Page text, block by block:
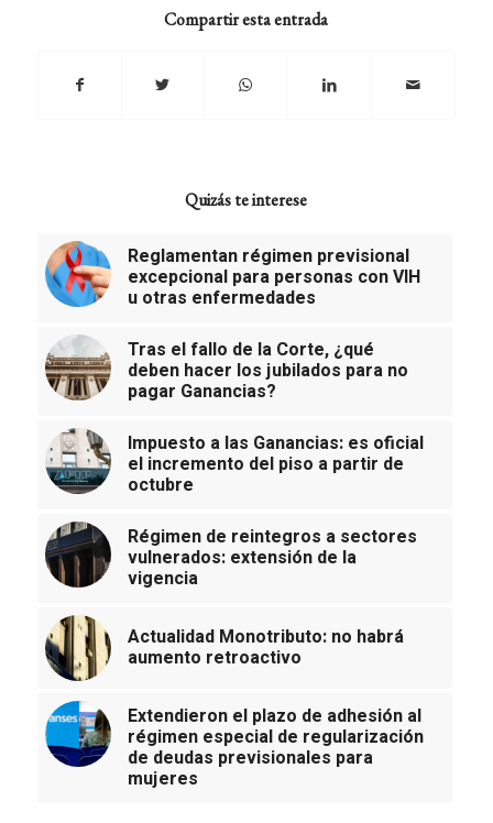
Compartir esta entrada
Quizás te interese
Reglamentan régimen previsional
excepcional para personas con VIH
u otras enfermedades
Tras el fallo de la Corte, ¿qué
deben hacer los jubilados para no
pagar Ganancias?
Impuesto a las Ganancias: es oficial
el incremento del piso a partir de
octubre
Régimen de reintegros a sectores
vulnerados: extensión de la
vigencia
Actualidad Monotributo: no habrá
aumento retroactivo
Extendieron el plazo de adhesión al
régimen especial de regularización
de deudas previsionales para
mujeres